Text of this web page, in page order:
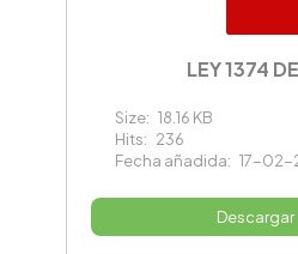
LEY 1374
Size: 18.16 KB
Hits: 236
Fecha añadida: 17-02-
Descargar